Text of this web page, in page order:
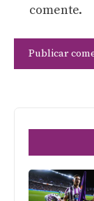
comente.